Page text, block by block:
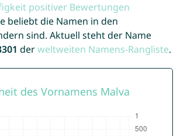
positiver Bewertungen
beliebt die Namen in den
sind. Aktuell steht der Name
derweltweiten Namens-Rangliste.